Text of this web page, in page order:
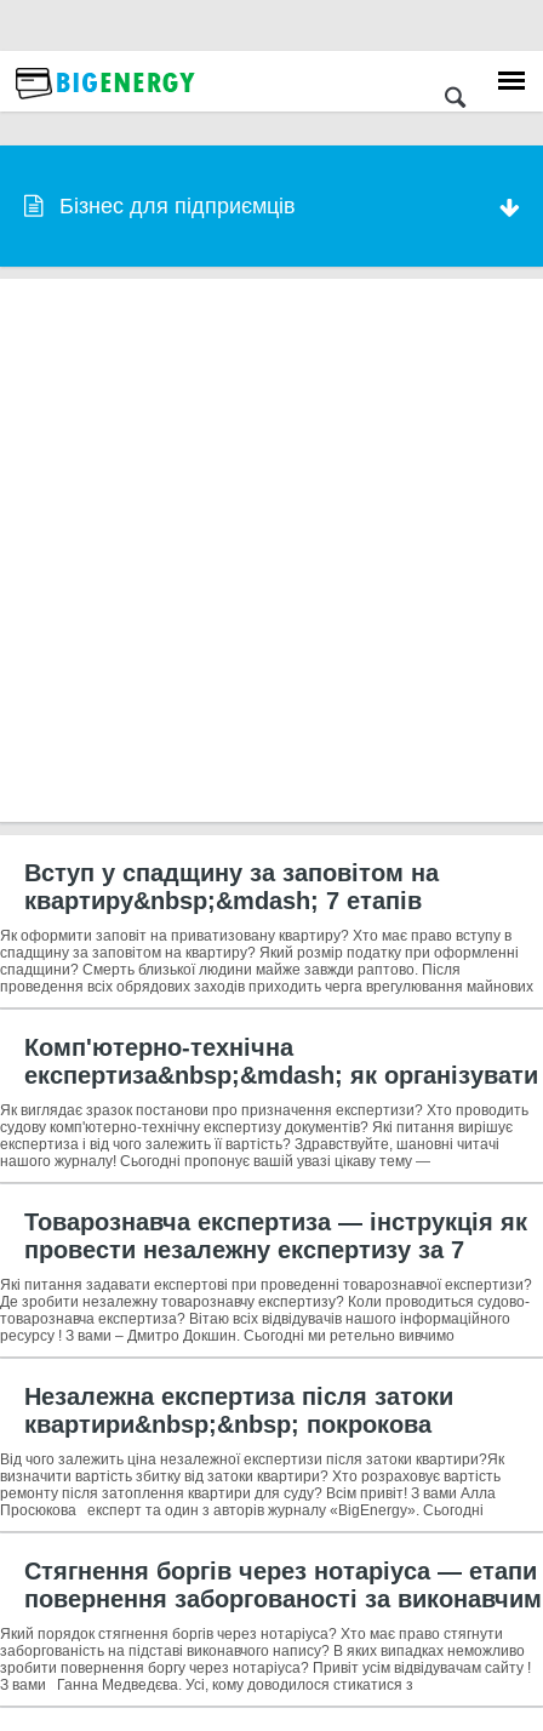
Бізнес для підприємців
Вступ у спадщину за заповітом на
квартиру&nbsp;&mdash; 7 етапів
оформлення спадщини + професійна
допомога в оформленні приватизованої
квартири
Як оформити заповіт на приватизовану квартиру? Хто має право вступу в
спадщину за заповітом на квартиру? Який розмір податку при оформленні
спадщини? Смерть близької людини майже завжди раптово. Після
проведення всіх обрядових заходів приходить черга врегулювання майнових
питань. Оформлення
Комп'ютерно-технічна
експертиза&nbsp;&mdash; як організувати
проведення судової експертизи за 7
кроків + огляд ТОП-3 компаній з
проведення експертизи
Як виглядає зразок постанови про призначення експертизи? Хто проводить
судову комп'ютерно-технічну експертизу документів? Які питання вирішує
експертиза і від чого залежить її вартість? Здравствуйте, шановні читачі
нашого журналу! Сьогодні пропонує вашій увазі цікаву тему —
Товарознавча експертиза — інструкція як
провести незалежну експертизу за 7
кроків + огляд ТОП-5 експертних компаній
Які питання задавати експертові при проведенні товарознавчої експертизи?
Де зробити незалежну товарознавчу експертизу? Коли проводиться судово-
товарознавча експертиза? Вітаю всіх відвідувачів нашого інформаційного
ресурсу ! З вами – Дмитро Докшин. Сьогодні ми ретельно вивчимо
товарознавчу
Незалежна експертиза після затоки
квартири&nbsp;&nbsp; покрокова
інструкція як діяти при затопленні
квартири + професійна допомога в
проведенні незалежної експертизи
квартири
Від чого залежить ціна незалежної експертизи після затоки квартири?Як
визначити вартість збитку від затоки квартири? Хто розраховує вартість
ремонту після затоплення квартири для суду? Всім привіт! З вами Алла
Просюкова експерт та один з авторів журналу «BigEnergy». Сьогодні
Стягнення боргів через нотаріуса — етапи
повернення заборгованості за виконавчим
написом нотаріуса + професійна
допомога при стягненні боргів через
нотаріуса
Який порядок стягнення боргів через нотаріуса? Хто має право стягнути
заборгованість на підставі виконавчого напису? В яких випадках неможливо
зробити повернення боргу через нотаріуса? Привіт усім відвідувачам сайту !
З вами Ганна Медведєва. Усі, кому доводилося стикатися з